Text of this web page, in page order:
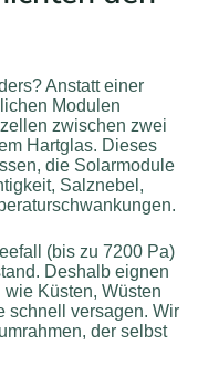
Anstatt einer
Modulen
zwischen zwei
Hartglas. Dieses
die Solarmodule
Salznebel,
(bis zu 7200 Pa)
Deshalb eignen
Küsten, Wüsten
schnell versagen. Wir
der selbst